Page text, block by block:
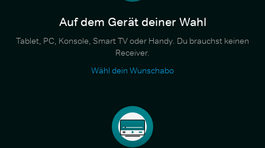
Auf dem Gerät deiner Wahl
Tablet, PC, Konsole, Smart TV oder Handy. Du brauchst keinen
Receiver.
Wähl dein Wunschabo